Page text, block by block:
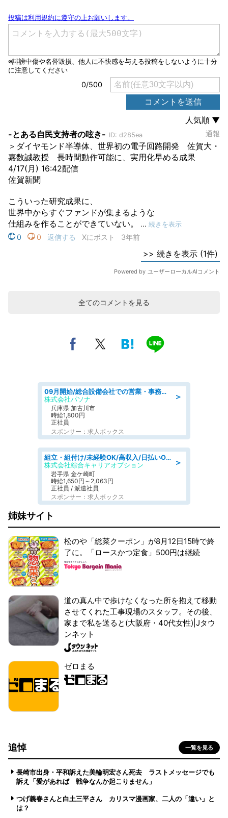
全てのコメントを見る
＞
09月開始/総合設備会社での営業・事務のお仕事/車通勤可/賞与あり/営業/営業事務
株式会社パソナ
兵庫県 加古川市
時給1,800円
正社員
スポンサー：求人ボックス
＞
組立・組付け/未経験OK/高収入/日払いOK/交替制/20・30・40代活躍中
株式会社綜合キャリアオプション
岩手県 金ケ崎町
時給1,650円～2,063円
正社員 / 派遣社員
スポンサー：求人ボックス
姉妹サイト
松のや「総菜クーポン」が8月12日15時で終
了に。「ロースかつ定食」500円は継続
道の真ん中で歩けなくなった所を抱えて移動
させてくれた工事現場のスタッフ。その後、
家まで私を送ると(大阪府・40代女性)|Jタウ
ンネット
ゼロまる
追悼 一覧を見る
長崎市出身・平和訴えた美輪明宏さん死去 ラストメッセージでも
訴え「愛があれば 戦争なんか起こりません」
つげ義春さんと白土三平さん カリスマ漫画家、二人の「違い」と
は？